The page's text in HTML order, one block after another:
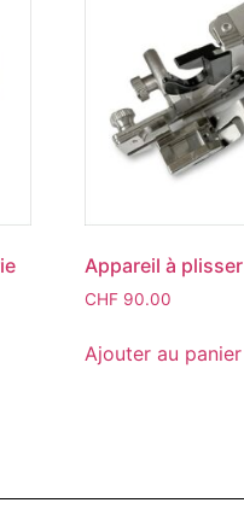
Appareil à plisser
CHF90.00
Ajouter au panier